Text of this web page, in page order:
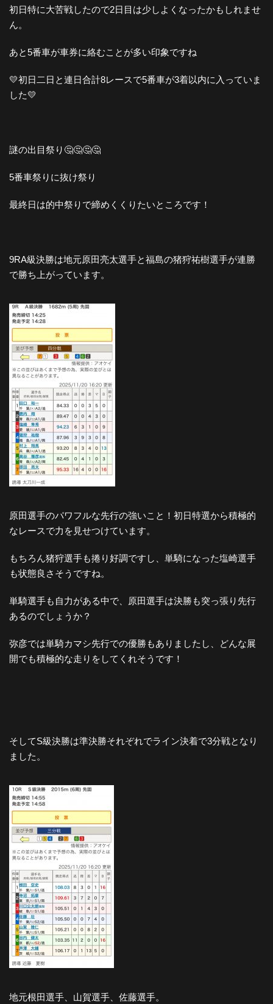
初日特に大苦戦したので2日目は少しよくなったかもしれませ
ん。
あと5番車が車券に絡むことが多い印象ですね
💛初日二日と連日合計8レースで5番車が3着以内に入っていま
した💛
謎の出目祭り🤔🤔🤔🤔
5番車祭りに抜け祭り
最終日は的中祭りで締めくくりたいところです！
9RA級決勝は地元原田亮太選手と福島の猪狩祐樹選手が連勝
で勝ち上がっています。
原田選手のパワフルな先行の強いこと！初日特選から積極的
なレースで力を見せつけています。
もちろん猪狩選手も捲り好調ですし、単騎になった塩崎選手
も状態良さそうですね。
単騎選手も自力がある中で、原田選手は決勝も突っ張り先行
あるのでしょうか？
弥彦では単騎カマシ先行での優勝もありましたし、どんな展
開でも積極的な走りをしてくれそうです！
そしてS級決勝は準決勝それぞれでライン決着で3分戦となり
ました。
地元根田選手、山賀選手、佐藤選手。